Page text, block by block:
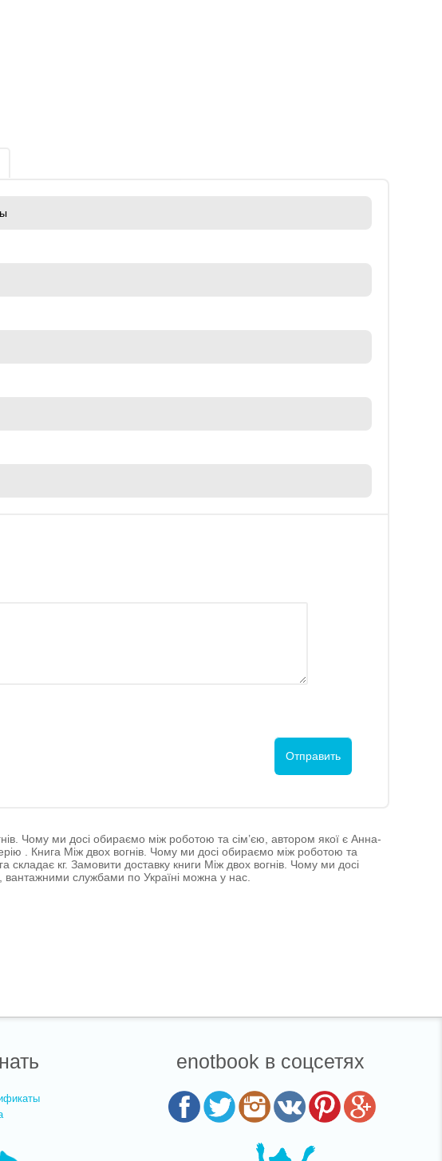
Чому ми досі обираємо між роботою та сім’єю, автором якої є Анна-
. Книга Між двох вогнів. Чому ми досі обираємо між роботою та
складає кг. Замовити доставку книги Між двох вогнів. Чому ми досі
службами по Україні можна у нас.
enotbook в соцсетях